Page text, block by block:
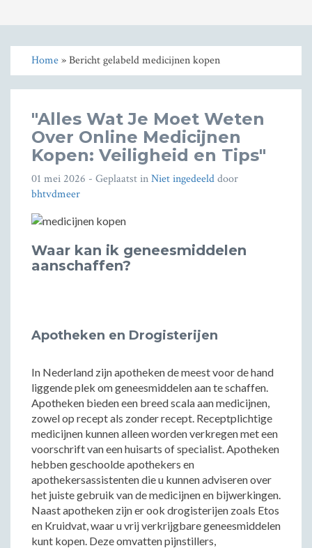
Home» Bericht gelabeld medicijnen kopen
"Alles Wat Je Moet Weten
Over Online Medicijnen
Kopen: Veiligheid en Tips"
01 mei 2026 - Geplaatst inNiet ingedeelddoor
bhtvdmeer
Waar kan ik geneesmiddelen
aanschaffen?
Apotheken en Drogisterijen
In Nederland zijn apotheken de meest voor de hand
liggende plek om geneesmiddelen aan te schaffen.
Apotheken bieden een breed scala aan medicijnen,
zowel op recept als zonder recept. Receptplichtige
medicijnen kunnen alleen worden verkregen met een
voorschrift van een huisarts of specialist. Apotheken
hebben geschoolde apothekers en
apothekersassistenten die u kunnen adviseren over
het juiste gebruik van de medicijnen en bijwerkingen.
Naast apotheken zijn er ook drogisterijen zoals Etos
en Kruidvat, waar u vrij verkrijgbare geneesmiddelen
kunt kopen. Deze omvatten pijnstillers,